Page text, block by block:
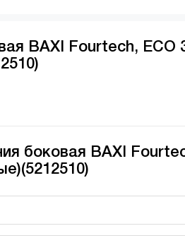
BAXI Fourtech, ECO
боковая BAXI